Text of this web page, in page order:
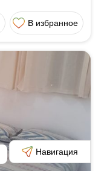
В избранное
Навигация